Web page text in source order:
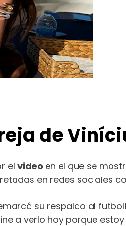
de
el video en el que se
en redes sociales
su respaldo al
a verlo hoy porque